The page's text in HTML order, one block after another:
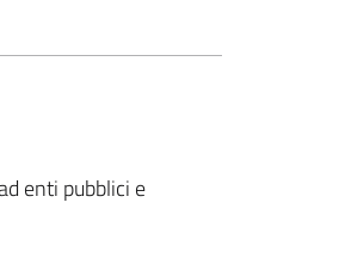
enti pubblici e